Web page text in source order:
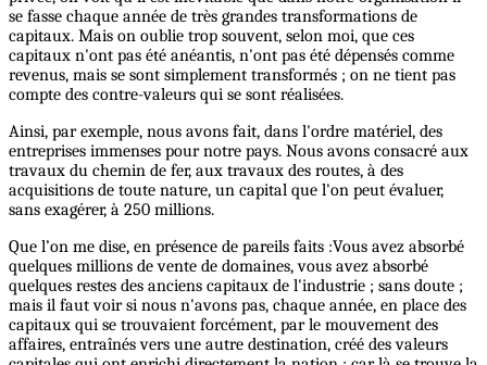
se fasse chaque année de très grandes transformations de
capitaux. Mais on oublie trop souvent, selon moi, que ces
capitaux n'ont pas été anéantis, n'ont pas été dépensés comme
revenus, mais se sont simplement transformés ; on ne tient pas
compte des contre-valeurs qui se sont réalisées.
Ainsi, par exemple, nous avons fait, dans l'ordre matériel, des
entreprises immenses pour notre pays. Nous avons consacré aux
travaux du chemin de fer, aux travaux des routes, à des
acquisitions de toute nature, un capital que l'on peut évaluer,
sans exagérer, à 250 millions.
Que l’on me dise, en présence de pareils faits :Vous avez absorbé
quelques millions de vente de domaines, vous avez absorbé
quelques restes des anciens capitaux de l'industrie ; sans doute ;
mais il faut voir si nous n'avons pas, chaque année, en place des
capitaux qui se trouvaient forcément, par le mouvement des
affaires, entraînés vers une autre destination, créé des valeurs